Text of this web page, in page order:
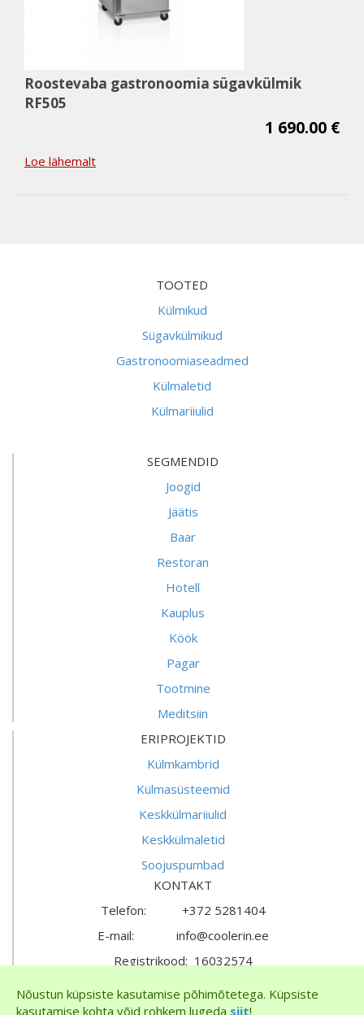
Roostevaba gastronoomia sügavkülmik
RF505
1 690.00 €
Loe lähemalt
TOOTED
Külmikud
Sügavkülmikud
Gastronoomiaseadmed
Külmaletid
Külmariiulid
SEGMENDID
Joogid
Jäätis
Baar
Restoran
Hotell
Kauplus
Köök
Pagar
Tootmine
Meditsiin
ERIPROJEKTID
Külmkambrid
Külmasüsteemid
Keskkülmariiulid
Keskkülmaletid
Soojuspumbad
KONTAKT
Telefon: +372 5281404
E-mail: info@coolerin.ee
Registrikood: 16032574
Nõustun küpsiste kasutamise põhimõtetega. Küpsiste
kasutamise kohta võid rohkem lugeda siit!